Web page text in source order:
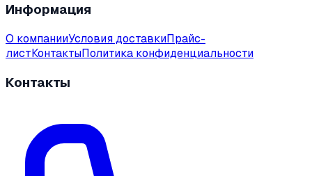
Информация
О компанииУсловия доставкиПрайс-
листКонтактыПолитика конфиденциальности
Контакты